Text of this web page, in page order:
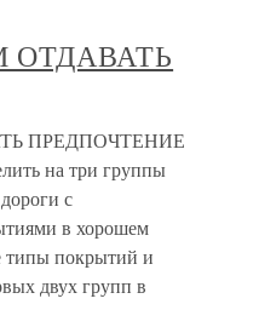
ПРЕДПОЧТЕНИЕ
на три группы
с
в хорошем
типы покрытий и
двух групп в